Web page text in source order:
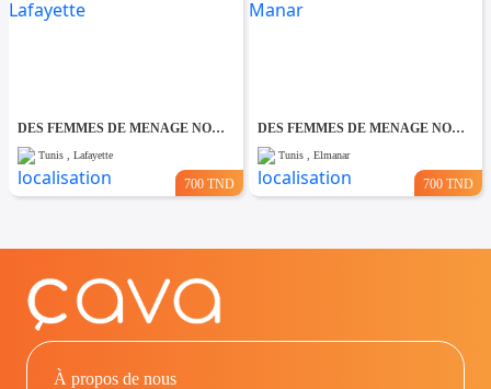
DES FEMMES DE MENAGE NON COUCHANTES A Lafayette
Tunis , Lafayette
700 TND
DES FEMMES DE MENAGE NON COUCHANTES A El Manar
Tunis , Elmanar
700 TND
À propos de nous